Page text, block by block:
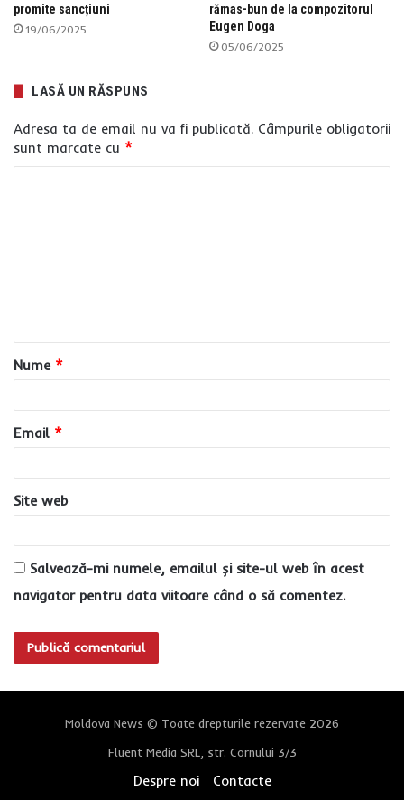
promite sancțiuni
19/06/2025
rămas-bun de la compozitorul
Eugen Doga
05/06/2025
LASĂ UN RĂSPUNS
Adresa ta de email nu va fi publicată. Câmpurile obligatorii
sunt marcate cu *
a
r
*
Nume *
Email *
Site web
Salvează-mi numele, emailul și site-ul web în acest
navigator pentru data viitoare când o să comentez.
Moldova News © Toate drepturile rezervate 2026
Fluent Media SRL, str. Cornului 3/3
Despre noi Contacte